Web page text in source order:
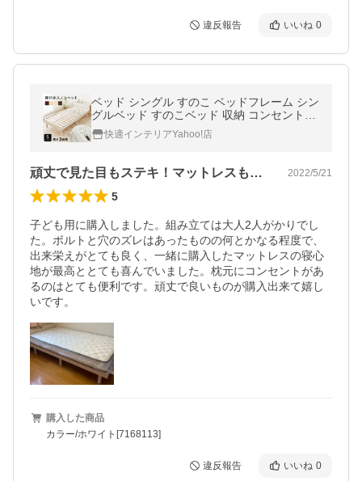
違反報告 いいね 0
ベッド シングル すのこ ベッドフレーム シン
グルベッド すのこベッド 収納 コンセント付
き 高さ調節 おしゃれ 一人暮らし 新生活
快適インテリアYahoo!店
頑丈で見た目もステキ！マットレスも最高 2022/5/21
5
子ども用に購入しました。組み立ては大人2人がかりでし
た。ボルトと穴のズレはあったものの何とかなる程度で、
出来栄えがとても良く、一緒に購入したマットレスの寝心
地が最高ととても喜んでいました。枕元にコンセントがあ
るのはとても便利です。頑丈で良いものが購入出来て嬉し
いです。
購入した商品
カラー/ホワイト[7168113]
違反報告 いいね 0